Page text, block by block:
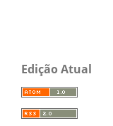
Edição Atual